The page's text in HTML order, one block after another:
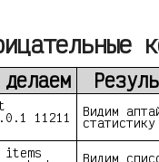
11211 Видим
статистику
Видим